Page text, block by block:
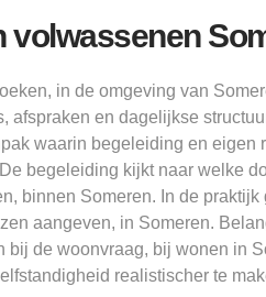
volwassenen
in de omgeving van
afspraken en dagelijkse
waarin begeleiding en eigen
begeleiding kijkt naar welke
binnen Someren. In de praktijk
aangeven, in Someren.
de woonvraag, bij wonen in
realistischer te